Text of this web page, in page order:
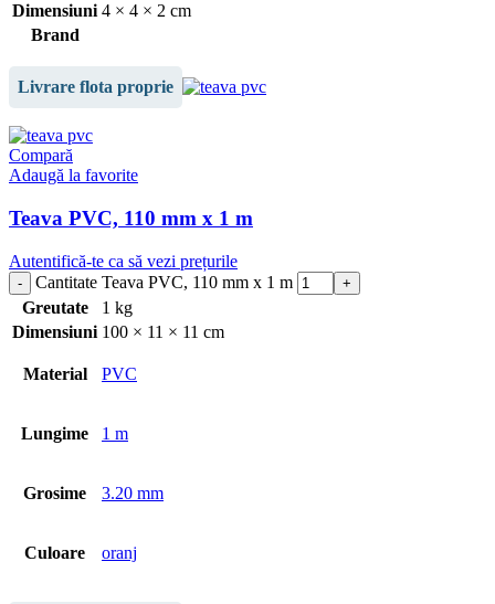
Dimensiuni 4 × 4 × 2 cm
Brand
Livrare flota proprie
Compară
Adaugă la favorite
Teava PVC, 110 mm x 1 m
Autentifică-te ca să vezi prețurile
Cantitate Teava PVC, 110 mm x 1 m
Greutate
1 kg
Dimensiuni 100 × 11 × 11 cm
Material PVC
Lungime 1 m
Grosime 3.20 mm
Culoare oranj